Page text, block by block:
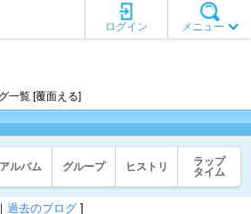
メニュー
ログイン
一覧 [覆面える]
アルバム グループ ヒストリ
ラップ
タイム
｜ 過去のブログ ]